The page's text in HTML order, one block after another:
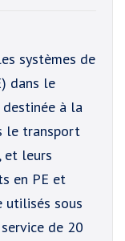
systèmes de
dans le
à la
le transport
et leurs
en PE et
utilisés sous
de 20